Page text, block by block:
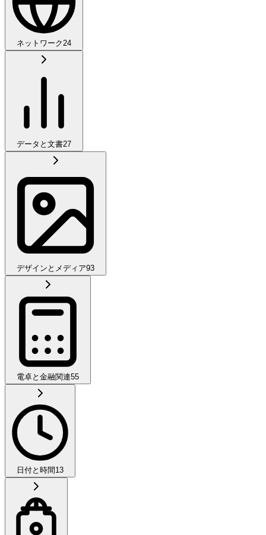
ネットワーク24
データと文書27
デザインとメディア93
電卓と金融関連55
日付と時間 13